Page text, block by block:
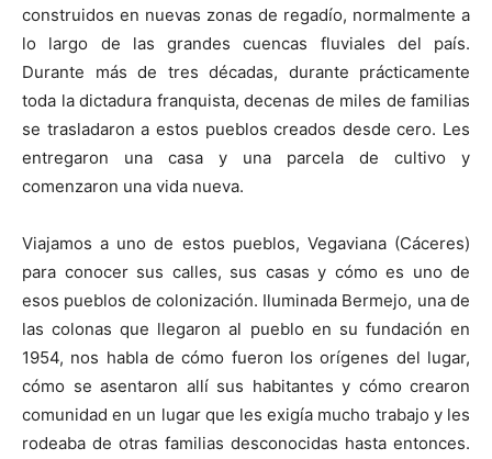
construidos en nuevas zonas de regadío, normalmente a
lo largo de las grandes cuencas fluviales del país.
Durante más de tres décadas, durante prácticamente
toda la dictadura franquista, decenas de miles de familias
se trasladaron a estos pueblos creados desde cero. Les
entregaron una casa y una parcela de cultivo y
comenzaron una vida nueva.
Viajamos a uno de estos pueblos, Vegaviana (Cáceres)
para conocer sus calles, sus casas y cómo es uno de
esos pueblos de colonización. Iluminada Bermejo, una de
las colonas que llegaron al pueblo en su fundación en
1954, nos habla de cómo fueron los orígenes del lugar,
cómo se asentaron allí sus habitantes y cómo crearon
comunidad en un lugar que les exigía mucho trabajo y les
rodeaba de otras familias desconocidas hasta entonces.